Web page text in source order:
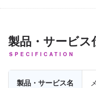
製品・サービス
SPECIFICATION
製品・サービス名